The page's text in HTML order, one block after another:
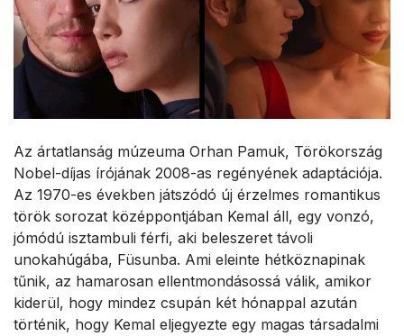
Az ártatlanság múzeuma Orhan Pamuk, Törökország
Nobel-díjas írójának 2008-as regényének adaptációja.
Az 1970-es években játszódó új érzelmes romantikus
török sorozat középpontjában Kemal áll, egy vonzó,
jómódú isztambuli férfi, aki beleszeret távoli
unokahúgába, Füsunba. Ami eleinte hétköznapinak
tűnik, az hamarosan ellentmondásossá válik, amikor
kiderül, hogy mindez csupán két hónappal azután
történik, hogy Kemal eljegyezte egy magas társadalmi